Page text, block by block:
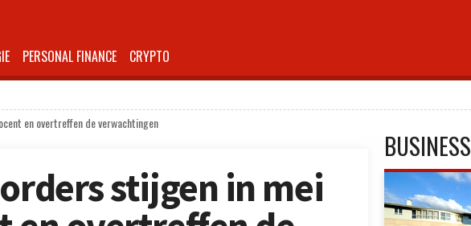
PERSONAL FINANCE CRYPTO
en overtreffen de verwachtingen
stijgen in mei
BUSINESS